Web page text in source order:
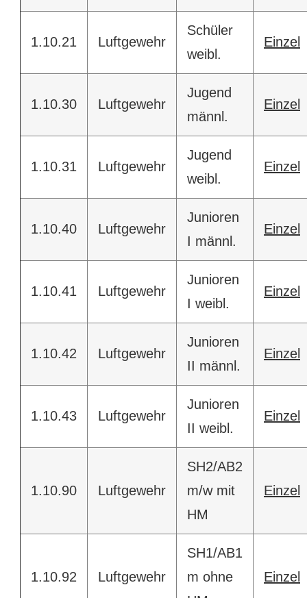
1.10.21 Luftgewehr
Schüler
weibl.
Einzel
1.10.30 Luftgewehr
Jugend
männl.
Einzel
1.10.31 Luftgewehr
Jugend
weibl.
Einzel
1.10.40 Luftgewehr
Junioren
I männl.
Einzel
1.10.41 Luftgewehr
Junioren
I weibl.
Einzel
1.10.42 Luftgewehr
Junioren
II männl.
Einzel
1.10.43 Luftgewehr
Junioren
II weibl.
Einzel
1.10.90 Luftgewehr
SH2/AB2
m/w mit
HM
Einzel
1.10.92 Luftgewehr
SH1/AB1
m ohne
Einzel